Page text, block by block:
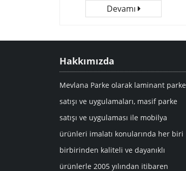
Devamı
Hakkımızda
Mevlana Parke olarak laminant parke
satışı ve uygulamaları, masif parke
satışı ve uygulaması ile mobilya
ürünleri imalatı konularında her biri
birbirinden kaliteli ve dayanıklı
ürünlerle 2005 yılından itibaren